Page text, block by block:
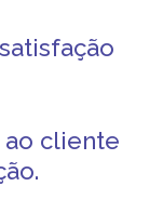
ao cliente